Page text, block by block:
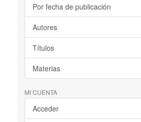
Por fecha de publicación
Autores
Títulos
Materias
MI CUENTA
Acceder